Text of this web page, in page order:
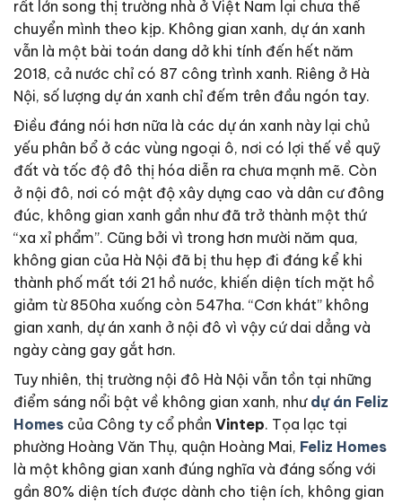
rất lớn song thị trường nhà ở Việt Nam lại chưa thể
chuyển mình theo kịp. Không gian xanh, dự án xanh
vẫn là một bài toán dang dở khi tính đến hết năm
2018, cả nước chỉ có 87 công trình xanh. Riêng ở Hà
Nội, số lượng dự án xanh chỉ đếm trên đầu ngón tay.
Điều đáng nói hơn nữa là các dự án xanh này lại chủ
yếu phân bổ ở các vùng ngoại ô, nơi có lợi thế về quỹ
đất và tốc độ đô thị hóa diễn ra chưa mạnh mẽ. Còn
ở nội đô, nơi có mật độ xây dựng cao và dân cư đông
đúc, không gian xanh gần như đã trở thành một thứ
“xa xỉ phẩm”. Cũng bởi vì trong hơn mười năm qua,
không gian của Hà Nội đã bị thu hẹp đi đáng kể khi
thành phố mất tới 21 hồ nước, khiến diện tích mặt hồ
giảm từ 850ha xuống còn 547ha. “Cơn khát” không
gian xanh, dự án xanh ở nội đô vì vậy cứ dai dẳng và
ngày càng gay gắt hơn.
Tuy nhiên, thị trường nội đô Hà Nội vẫn tồn tại những
điểm sáng nổi bật về không gian xanh, như dự án Feliz
Homes của Công ty cổ phần Vintep. Tọa lạc tại
phường Hoàng Văn Thụ, quận Hoàng Mai, Feliz Homes
là một không gian xanh đúng nghĩa và đáng sống với
gần 80% diện tích được dành cho tiện ích, không gian